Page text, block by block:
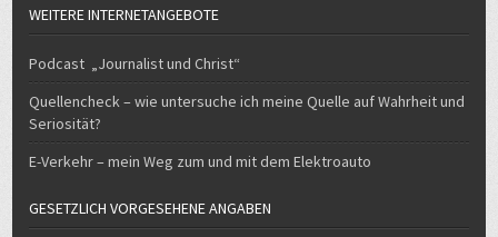
WEITERE INTERNETANGEBOTE
Podcast „Journalist und Christ“
Quellencheck – wie untersuche ich meine Quelle auf Wahrheit und
Seriosität?
E-Verkehr – mein Weg zum und mit dem Elektroauto
GESETZLICH VORGESEHENE ANGABEN